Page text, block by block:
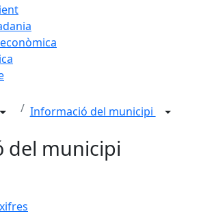
Informació del municipi
del municipi